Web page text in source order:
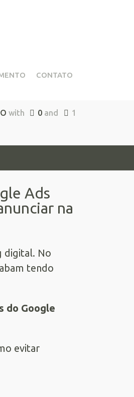
CONTATO
with 0 and 1
Ads
na
digital. No
tendo
do Google
evitar